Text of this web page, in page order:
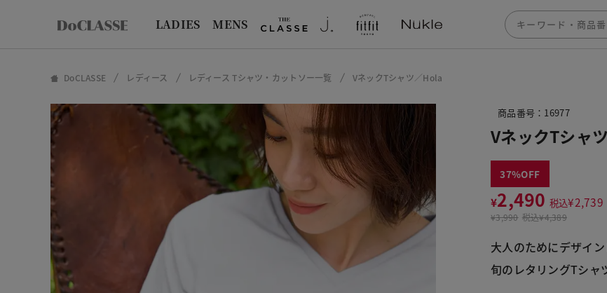
LADIES MENS
DoCLASSE レディース レディース Tシャツ・カットソー一覧 VネックTシャツ／Hola
商品番号：16977
VネックTシャ
37
¥2,490 税込¥2,739
¥3,990 税込¥4,389
大人のためにデザイ
旬のレタリングTシャ